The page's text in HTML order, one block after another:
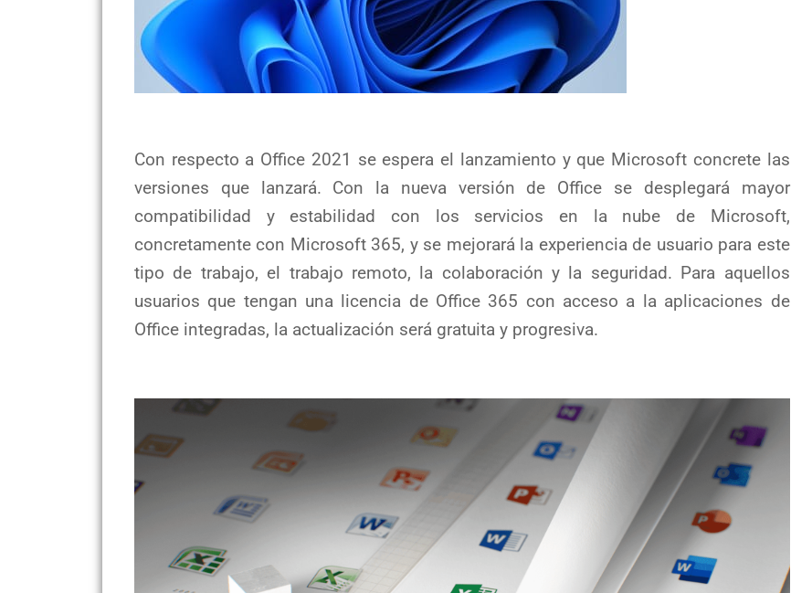
Con respecto a Office 2021 se espera el lanzamiento y que Microsoft concrete las
versiones que lanzará. Con la nueva versión de Office se desplegará mayor
compatibilidad y estabilidad con los servicios en la nube de Microsoft,
concretamente con Microsoft 365, y se mejorará la experiencia de usuario para este
tipo de trabajo, el trabajo remoto, la colaboración y la seguridad. Para aquellos
usuarios que tengan una licencia de Office 365 con acceso a la aplicaciones de
Office integradas, la actualización será gratuita y progresiva.